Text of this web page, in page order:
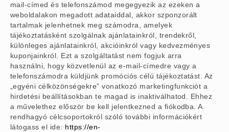
mail-címed és telefonszámod megegyezik az ezeken a
weboldalakon megadott adataiddal, akkor szponzorált
tartalmak jelenhetnek meg számodra, amelyek
tájékoztatásként szolgálnak ajánlatainkról, trendekről,
különleges ajánlatainkról, akcióinkról vagy kedvezményes
kuponjainkról. Ezt a szolgáltatást nem fogjuk arra
használni, hogy közvetlenül az e-mail-címedre vagy a
telefonszámodra küldjünk promóciós célú tájékoztatást. Az
„egyéni célközönségekre” vonatkozó marketingfunkciót a
hirdetési beállításokban te magad is inaktiválhatod. Ehhez
a művelethez először be kell jelentkezned a fiókodba. A
rendhagyó célcsoportokról szóló további információkért
látogass el ide: https://en-